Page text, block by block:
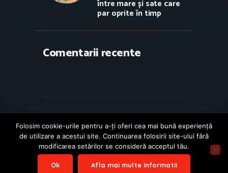
între mare și sate care
par oprite în timp
Comentarii recente
Travelino
rezervate.
Folosim cookie-urile pentru a-ţi oferi cea mai bună experienţă
de utilizare a acestui site. Continuarea folosirii site-ului fără
modificarea setărilor se consideră acceptul tău.
Ok Afla mai multe informatii